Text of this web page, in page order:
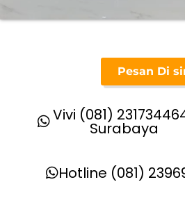
Pesan Di
Vivi (081)
Surabaya
Hotline (081)